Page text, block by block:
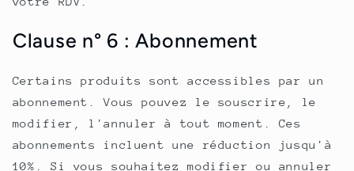
Clause n° 6 : Abonnement
Certains produits sont accessibles par un
abonnement. Vous pouvez le souscrire, le
modifier, l'annuler à tout moment. Ces
abonnements incluent une réduction jusqu'à
10%. Si vous souhaitez modifier ou annuler